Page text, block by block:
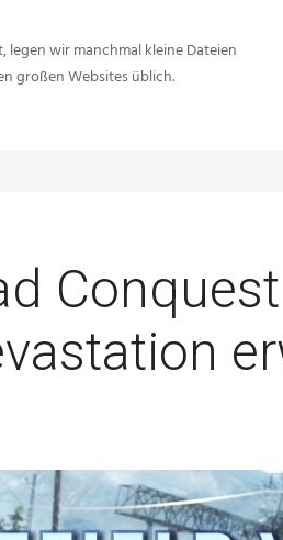
wir manchmal kleine Dateien
großen Websites üblich.